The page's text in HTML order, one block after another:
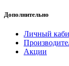
Дополнительно
Личный
Акции